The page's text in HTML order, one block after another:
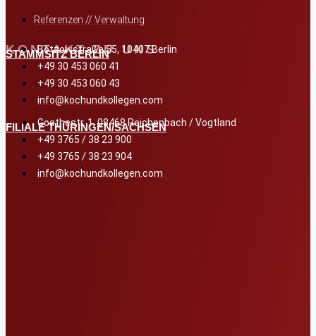
Referenzen // Verwaltung
KONTAKT ZU UNS
STAMMSITZ BERLIN
Bötzowstraße 55, 10407 Berlin
+49 30 453 060 41
+49 30 453 060 43
info@kochundkollegen.com
FILIALE THÜRINGEN/SACHSEN
Goethestr. 1, 08468 Reichenbach / Vogtland
+49 3765 / 38 23 900
+49 3765 / 38 23 904
info@kochundkollegen.com